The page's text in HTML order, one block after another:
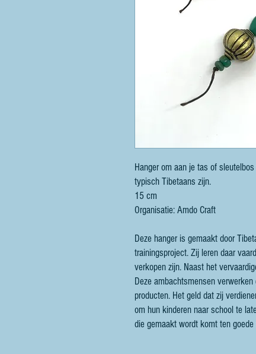
Hanger om aan je tas of
typisch Tibetaans zijn.
15 cm
Organisatie: Amdo Craft
Deze hanger is gemaakt door
trainingsproject. Zij leren daar
verkopen zijn. Naast het
Deze ambachtsmensen
producten. Het geld dat zij
om hun kinderen naar school te
die gemaakt wordt komt ten